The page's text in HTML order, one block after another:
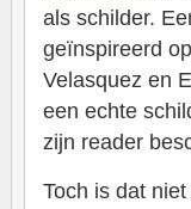
als schilder.
geïnspireerd
Velasquez en
een echte
zijn reader
Toch is dat